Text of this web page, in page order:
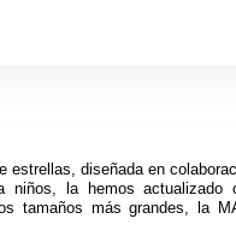
diseñada en
niños, la hemos actualizado
tamaños más grandes, la